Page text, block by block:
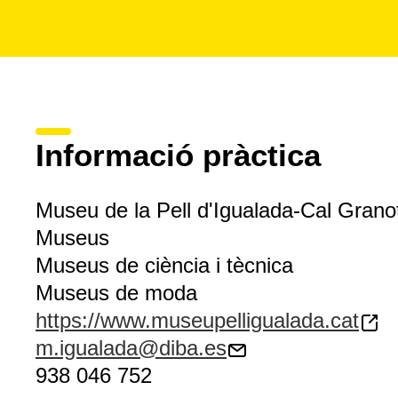
Informació pràctica
Museu de la Pell d'Igualada-Cal
Museus
Museus de ciència i tècnica
Museus de moda
https://www.museupelligualada.cat
m.igualada@diba.es
938 046 752